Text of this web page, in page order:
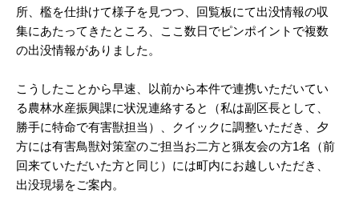
所、檻を仕掛けて様子を見つつ、回覧板にて出没情報の収
集にあたってきたところ、ここ数日でピンポイントで複数
の出没情報がありました。
こうしたことから早速、以前から本件で連携いただいてい
る農林水産振興課に状況連絡すると（私は副区長として、
勝手に特命で有害獣担当）、クイックに調整いただき、夕
方には有害鳥獣対策室のご担当お二方と猟友会の方1名（前
回来ていただいた方と同じ）には町内にお越しいただき、
出没現場をご案内。